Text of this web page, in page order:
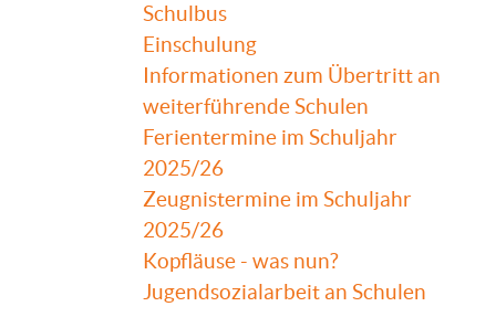
Schulbus
Einschulung
Informationen zum Übertritt an
weiterführende Schulen
Ferientermine im Schuljahr
2025/26
Zeugnistermine im Schuljahr
2025/26
Kopfläuse - was nun?
Jugendsozialarbeit an Schulen